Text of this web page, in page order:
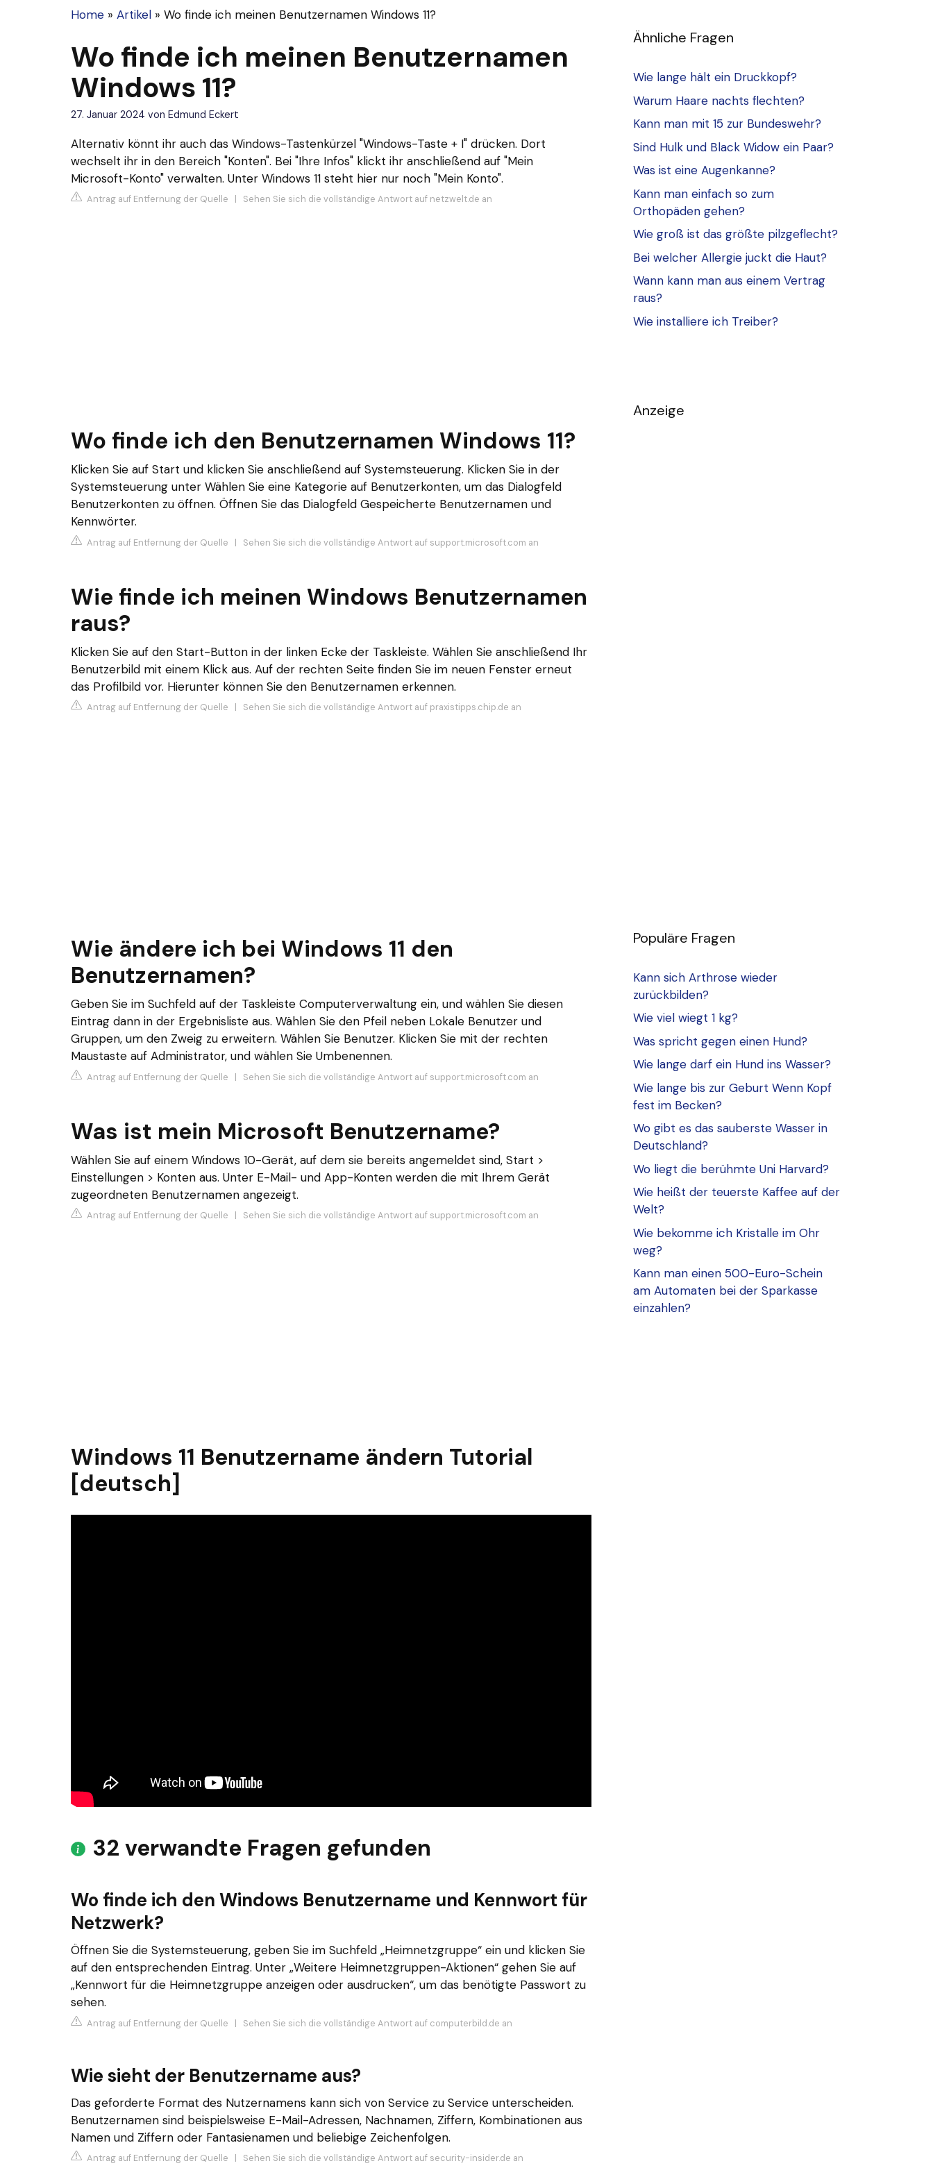
Home » Artikel » Wo finde ich meinen Benutzernamen Windows 11?
Wo finde ich meinen Benutzernamen
Windows 11?
27. Januar 2024 von Edmund Eckert
Alternativ könnt ihr auch das Windows-Tastenkürzel "Windows-Taste + I" drücken. Dort
wechselt ihr in den Bereich "Konten". Bei "Ihre Infos" klickt ihr anschließend auf "Mein
Microsoft-Konto" verwalten. Unter Windows 11 steht hier nur noch "Mein Konto".
Antrag auf Entfernung der Quelle | Sehen Sie sich die vollständige Antwort auf netzwelt.de an
Wo finde ich den Benutzernamen Windows 11?
Klicken Sie auf Start und klicken Sie anschließend auf Systemsteuerung. Klicken Sie in der
Systemsteuerung unter Wählen Sie eine Kategorie auf Benutzerkonten, um das Dialogfeld
Benutzerkonten zu öffnen. Öffnen Sie das Dialogfeld Gespeicherte Benutzernamen und
Kennwörter.
Antrag auf Entfernung der Quelle | Sehen Sie sich die vollständige Antwort auf support.microsoft.com an
Wie finde ich meinen Windows Benutzernamen
raus?
Klicken Sie auf den Start-Button in der linken Ecke der Taskleiste. Wählen Sie anschließend Ihr
Benutzerbild mit einem Klick aus. Auf der rechten Seite finden Sie im neuen Fenster erneut
das Profilbild vor. Hierunter können Sie den Benutzernamen erkennen.
Antrag auf Entfernung der Quelle | Sehen Sie sich die vollständige Antwort auf praxistipps.chip.de an
Wie ändere ich bei Windows 11 den
Benutzernamen?
Geben Sie im Suchfeld auf der Taskleiste Computerverwaltung ein, und wählen Sie diesen
Eintrag dann in der Ergebnisliste aus. Wählen Sie den Pfeil neben Lokale Benutzer und
Gruppen, um den Zweig zu erweitern. Wählen Sie Benutzer. Klicken Sie mit der rechten
Maustaste auf Administrator, und wählen Sie Umbenennen.
Antrag auf Entfernung der Quelle | Sehen Sie sich die vollständige Antwort auf support.microsoft.com an
Was ist mein Microsoft Benutzername?
Wählen Sie auf einem Windows 10-Gerät, auf dem sie bereits angemeldet sind, Start >
Einstellungen > Konten aus. Unter E-Mail- und App-Konten werden die mit Ihrem Gerät
zugeordneten Benutzernamen angezeigt.
Antrag auf Entfernung der Quelle | Sehen Sie sich die vollständige Antwort auf support.microsoft.com an
Windows 11 Benutzername ändern Tutorial
[deutsch]
32 verwandte Fragen gefunden
Wo finde ich den Windows Benutzername und Kennwort für
Netzwerk?
Öffnen Sie die Systemsteuerung, geben Sie im Suchfeld „Heimnetzgruppe“ ein und klicken Sie
auf den entsprechenden Eintrag. Unter „Weitere Heimnetzgruppen-Aktionen“ gehen Sie auf
„Kennwort für die Heimnetzgruppe anzeigen oder ausdrucken“, um das benötigte Passwort zu
sehen.
Antrag auf Entfernung der Quelle | Sehen Sie sich die vollständige Antwort auf computerbild.de an
Wie sieht der Benutzername aus?
Das geforderte Format des Nutzernamens kann sich von Service zu Service unterscheiden.
Benutzernamen sind beispielsweise E-Mail-Adressen, Nachnamen, Ziffern, Kombinationen aus
Namen und Ziffern oder Fantasienamen und beliebige Zeichenfolgen.
Antrag auf Entfernung der Quelle Sehen Sie sich die vollständige Antwort auf security-insider.de an
Ähnliche Fragen
Wie lange hält ein Druckkopf?
Warum Haare nachts flechten?
Kann man mit 15 zur Bundeswehr?
Sind Hulk und Black Widow ein Paar?
Was ist eine Augenkanne?
Kann man einfach so zum
Orthopäden gehen?
Wie groß ist das größte pilzgeflecht?
Bei welcher Allergie juckt die Haut?
Wann kann man aus einem Vertrag
raus?
Wie installiere ich Treiber?
Anzeige
Populäre Fragen
Kann sich Arthrose wieder
zurückbilden?
Wie viel wiegt 1 kg?
Was spricht gegen einen Hund?
Wie lange darf ein Hund ins Wasser?
Wie lange bis zur Geburt Wenn Kopf
fest im Becken?
Wo gibt es das sauberste Wasser in
Deutschland?
Wo liegt die berühmte Uni Harvard?
Wie heißt der teuerste Kaffee auf der
Welt?
Wie bekomme ich Kristalle im Ohr
weg?
Kann man einen 500-Euro-Schein
am Automaten bei der Sparkasse
einzahlen?